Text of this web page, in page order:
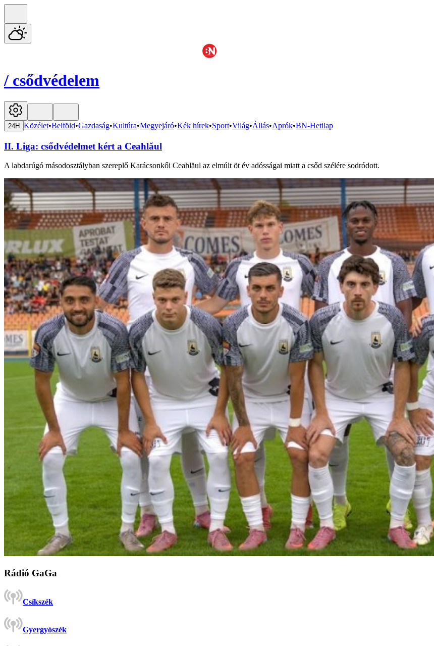
/ csődvédelem
24H Közélet•Belföld•Gazdaság•Kultúra•Megyejáró•Kék hírek•Sport•Világ•Állás•Aprók•BN-Hetilap
II. Liga: csődvédelmet kért a Ceahlăul
A labdarúgó másodosztályban szereplő Karácsonkői Ceahlăul az elmúlt öt év adósságai miatt a csőd szélére sodródott.
Rádió GaGa
Csíkszék
Gyergyószék